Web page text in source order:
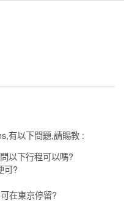
有以下問題,請賜教 :
以下行程可以嗎?
可?
在東京停留?